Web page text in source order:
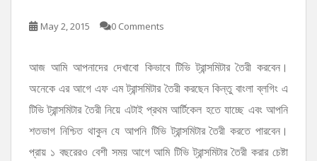
May 2, 2015 0 Comments
আজ আমি আপনাদের দেখাবো কিভাবে টিভি ট্রান্সমিটার তৈরী করবেন।
অনেকে এর আগে এফ এম ট্রান্সমিটার তৈরী করছেন কিন্তু বাংলা ব্লগিং এ
টিভি ট্রান্সমিটার তৈরী নিয়ে এটাই প্রথম আর্টিকেল হতে যাচ্ছে এবং আপনি
শতভাগ নিশ্চিত থাকুন যে আপনি টিভি ট্রান্সমিটার তৈরী করতে পারবেন।
প্রায় ১ বছরেরও বেশী সময় আগে আমি টিভি ট্রান্সমিটার তৈরী করার চেষ্টা